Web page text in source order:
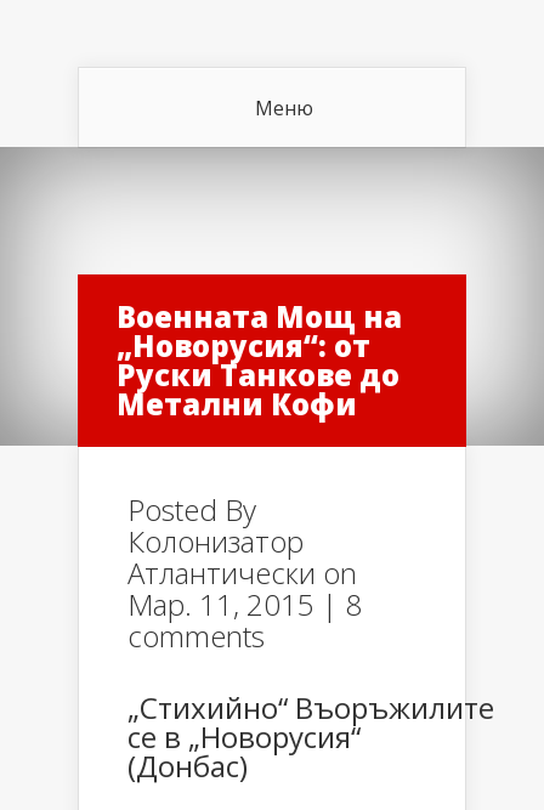
Меню
Военната Мощ на
„Новорусия“: от
Руски Танкове до
Метални Кофи
Posted By
Колонизатор
Атлантически on
Мар. 11, 2015 | 8
comments
„Стихийно“ Въоръжилите
се в „Новорусия“
(Донбас)